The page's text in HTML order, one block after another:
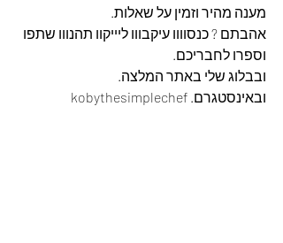
מענה מהיר וזמין על שאלות.
אהבתם ? כנסוווו עיקבווו ליייקוו תהנווו שתפו
וספרו לחבריכם.
ובבלוג שלי באתר המלצה.
ובאינסטגרם. kobythesimplechef